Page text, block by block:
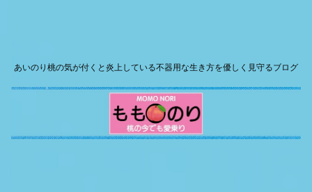
あいのり桃の気が付くと炎上している不器用な生き方を優しく見守るブログ